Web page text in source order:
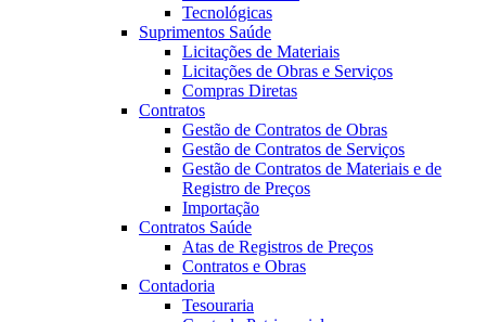
Tecnológicas
Suprimentos Saúde
Licitações de Materiais
Licitações de Obras e Serviços
Compras Diretas
Contratos
Gestão de Contratos de Obras
Gestão de Contratos de Serviços
Gestão de Contratos de Materiais e de
Registro de Preços
Importação
Contratos Saúde
Atas de Registros de Preços
Contratos e Obras
Contadoria
Tesouraria